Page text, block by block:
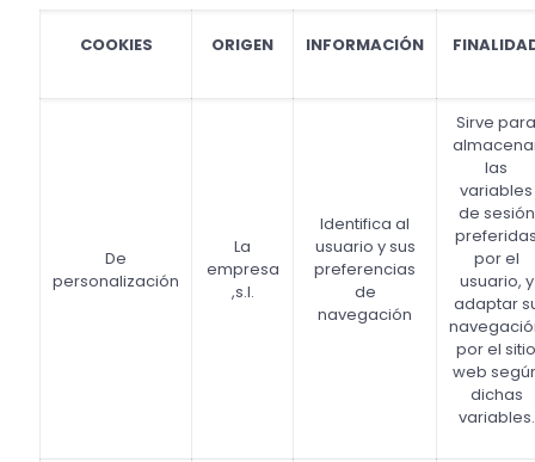
COOKIES ORIGEN INFORMACIÓN
De
personalización
La
empresa
,s.l.
Identifica al
usuario y sus
preferencias
de
navegación
Sirve para
las
variables
de sesión
por el
usuario, y
adaptar
por el sitio
web
dichas
variables.